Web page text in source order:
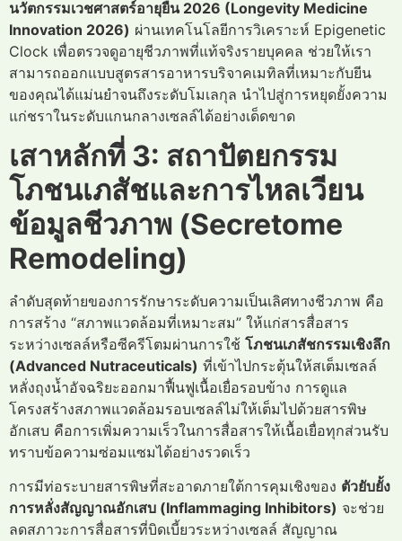
นวัตกรรมเวชศาสตร์อายุยืน 2026 (Longevity Medicine
Innovation 2026) ผ่านเทคโนโลยีการวิเคราะห์ Epigenetic
Clock เพื่อตรวจดูอายุชีวภาพที่แท้จริงรายบุคคล ช่วยให้เรา
สามารถออกแบบสูตรสารอาหารบริจาคเมทิลที่เหมาะกับยีน
ของคุณได้แม่นยำจนถึงระดับโมเลกุล นำไปสู่การหยุดยั้งความ
แก่ชราในระดับแกนกลางเซลล์ได้อย่างเด็ดขาด
เสาหลักที่ 3: สถาปัตยกรรม
โภชนเภสัชและการไหลเวียน
ข้อมูลชีวภาพ (Secretome
Remodeling)
ลำดับสุดท้ายของการรักษาระดับความเป็นเลิศทางชีวภาพ คือ
การสร้าง “สภาพแวดล้อมที่เหมาะสม” ให้แก่สารสื่อสาร
ระหว่างเซลล์หรือซีครีโตมผ่านการใช้ โภชนเภสัชกรรมเชิงลึก
(Advanced Nutraceuticals) ที่เข้าไปกระตุ้นให้สเต็มเซลล์
หลั่งถุงน้ำอัจฉริยะออกมาฟื้นฟูเนื้อเยื่อรอบข้าง การดูแล
โครงสร้างสภาพแวดล้อมรอบเซลล์ไม่ให้เต็มไปด้วยสารพิษ
อักเสบ คือการเพิ่มความเร็วในการสื่อสารให้เนื้อเยื่อทุกส่วนรับ
ทราบข้อความซ่อมแซมได้อย่างรวดเร็ว
การมีท่อระบายสารพิษที่สะอาดภายใต้การคุมเชิงของ ตัวยับยั้ง
การหลั่งสัญญาณอักเสบ (Inflammaging Inhibitors) จะช่วย
ลดสภาวะการสื่อสารที่บิดเบี้ยวระหว่างเซลล์ สัญญาณ